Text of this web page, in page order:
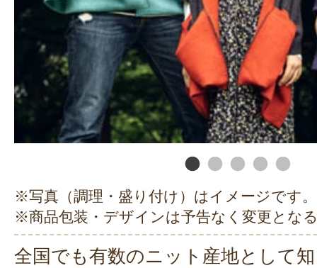
※写真（調理・盛り付け）はイメージです。
※商品包装・デザインは予告なく変更とな
全国でも有数のニット産地として